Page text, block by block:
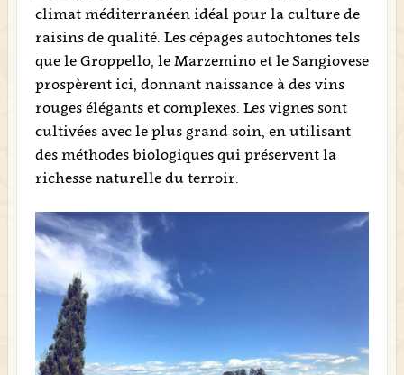
climat méditerranéen idéal pour la culture de
raisins de qualité. Les cépages autochtones tels
que le Groppello, le Marzemino et le Sangiovese
prospèrent ici, donnant naissance à des vins
rouges élégants et complexes. Les vignes sont
cultivées avec le plus grand soin, en utilisant
des méthodes biologiques qui préservent la
richesse naturelle du terroir.